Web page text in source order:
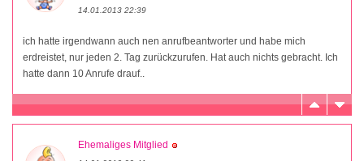
14.01.2013 22:39
ich hatte irgendwann auch nen anrufbeantworter und habe mich
erdreistet, nur jeden 2. Tag zurückzurufen. Hat auch nichts gebracht. Ich
hatte dann 10 Anrufe drauf..
Ehemaliges Mitglied